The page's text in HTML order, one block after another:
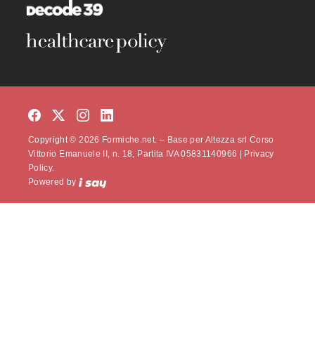
Copyright © 2026 Formiche.net. – Base per Altezza srl Corso
Vittorio Emanuele II, n. 18, Partita IVA 05831140966 |
Privacy
Policy.
Powered by